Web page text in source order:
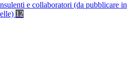
e collaboratori (da pubblicare in
12